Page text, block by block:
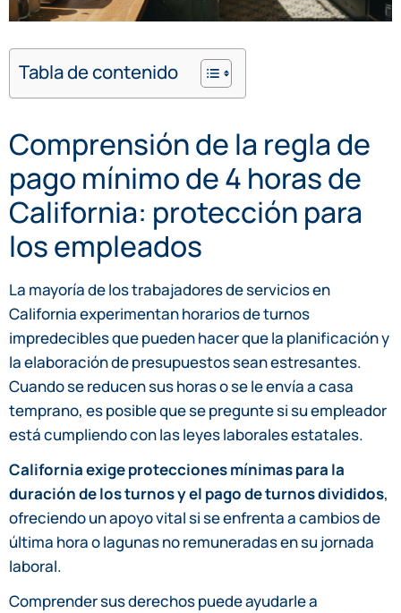
Tabla de contenido
Comprensión de la regla de
pago mínimo de 4 horas de
California: protección para
los empleados
La mayoría de los trabajadores de servicios en
California experimentan horarios de turnos
impredecibles que pueden hacer que la planificación y
la elaboración de presupuestos sean estresantes.
Cuando se reducen sus horas o se le envía a casa
temprano, es posible que se pregunte si su empleador
está cumpliendo con las leyes laborales estatales.
California exige protecciones mínimas para la
duración de los turnos y el pago de turnos divididos,
ofreciendo un apoyo vital si se enfrenta a cambios de
última hora o lagunas no remuneradas en su jornada
laboral.
Comprender sus derechos puede ayudarle a